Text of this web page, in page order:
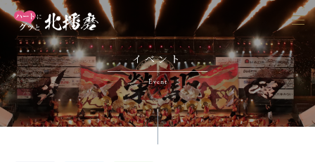
イベント
Event